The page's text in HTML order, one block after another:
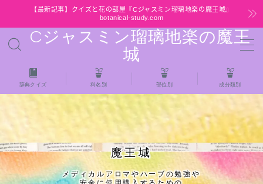
【最新記事】クイズと花の部屋『Cジャスミン瑠璃地楽の魔王城』
botanical-study.com
Cジャスミン瑠璃地楽の魔王
城
MENU
HOME
【最新】クイズと花の部屋
★全種/アロマハーブスパイス基材 プチ辞典ク
イズ＆プチ辞典
辞典クイズ 科名別 部位別 成分類別
魔王城
メディカルアロマやハーブの勉強や